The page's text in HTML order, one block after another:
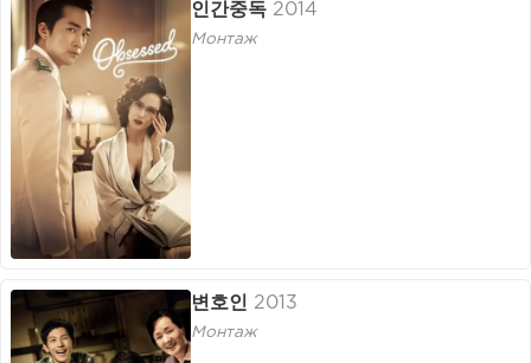
인간중독 2014
Монтаж
변호인 2013
Монтаж